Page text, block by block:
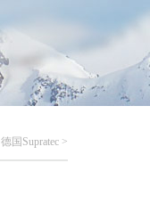
德国Supratec >